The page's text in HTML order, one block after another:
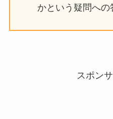
かという疑問への
スポン